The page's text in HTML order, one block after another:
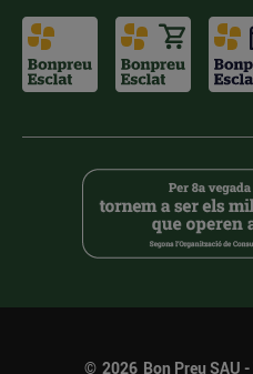
© 2026 Bon Preu SAU